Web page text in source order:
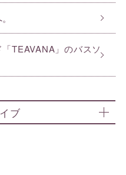
TEAVANA」のバスソ
ブ